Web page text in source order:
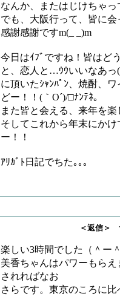
なんか、またはじけちゃ
でも、大阪行って、皆に
感謝感謝ですm(_ _)m
今日はｲﾌﾞですね！皆はど
と、恋人と…ｳｳいいなあっ
に頂いたｼｬﾝﾊﾟﾝ、焼酎、
どー！！(｀O´)/□ﾅﾝﾃﾈ｡
また皆と会える、来年を
そしてこれから年末にかけ
ー！！
ｱﾘｶﾞﾄ日記でちた｡｡｡
＜返信＞ サメチャ
楽しい3時間でした（＾ー
美香ちゃんはパワーもら
されればなお
さらです。東京のころに